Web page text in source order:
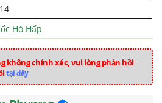
Hô Hấp
không chính xác, vui lòng phản hồi
tại đây